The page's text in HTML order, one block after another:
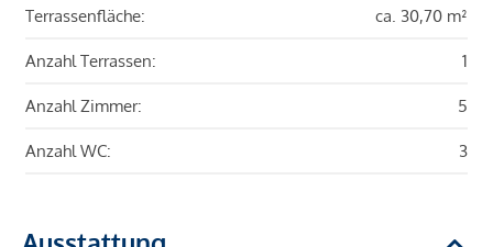
Terrassenfläche: ca. 30,70 m²
Anzahl Terrassen: 1
Anzahl Zimmer: 5
Anzahl WC: 3